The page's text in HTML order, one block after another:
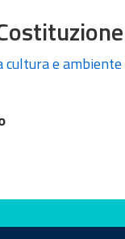
cultura e ambiente